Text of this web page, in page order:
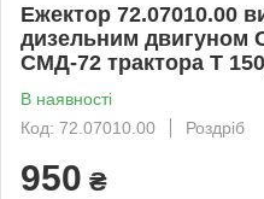
Ежектор 72.07010.00
дизельним двигуном
СМД-72 трактора Т
В наявності
Код: 72.07010.00
Роздріб
950 ₴